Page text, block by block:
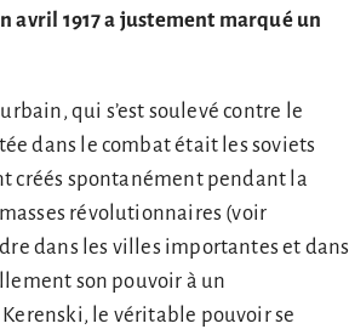
avril 1917 a justement marqué un
qui s’est soulevé contre le
dans le combat était les soviets
créés spontanément pendant la
révolutionnaires (voir
dans les villes importantes et dans
son pouvoir à un
le véritable pouvoir se